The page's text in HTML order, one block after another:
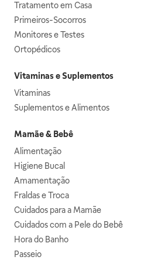
Tratamento em Casa
Primeiros-Socorros
Monitores e Testes
Ortopédicos
Vitaminas e Suplementos
Vitaminas
Suplementos e Alimentos
Mamãe & Bebê
Alimentação
Higiene Bucal
Amamentação
Fraldas e Troca
Cuidados para a Mamãe
Cuidados com a Pele do Bebê
Hora do Banho
Passeio